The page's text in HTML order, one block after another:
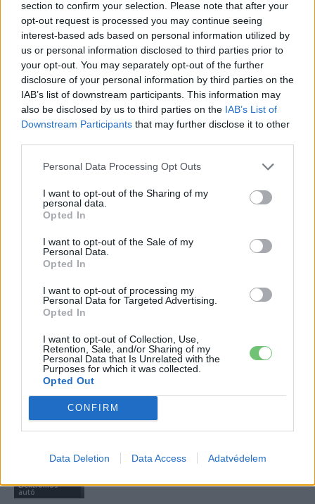
section to confirm your selection. Please note that after your
opt-out request is processed you may continue seeing
interest-based ads based on personal information utilized by
us or personal information disclosed to third parties prior to
your opt-out. You may separately opt-out of the further
disclosure of your personal information by third parties on the
IAB’s list of downstream participants. This information may
also be disclosed by us to third parties on the IAB’s List of
Downstream Participants that may further disclose it to other
Personal Data Processing Opt Outs
I want to opt-out of the Sharing of my
personal data.
Opted In
I want to opt-out of the Sale of my
Personal Data.
Opted In
I want to opt-out of processing my
Personal Data for Targeted Advertising.
Opted In
I want to opt-out of Collection, Use,
Retention, Sale, and/or Sharing of my
Personal Data that Is Unrelated with the
Purposes for which it was collected.
Opted Out
CONFIRM
Data Deletion Data Access Adatvédelem
Főállásban Informatikus kocka, de lelkében elkötelezett gamer,
KAPCSOLÓDÓ CIKKEK TÖBB A SZERZŐTŐL
Akkumulátor
2027-es szilárdtest-akkumulátor-
áttörésre
Elektromos
autó
Smart #2 – kiderült az ár és a
végsebesség is
Elektromos
autó
Tesla: visszatért a régi árazás a magyar